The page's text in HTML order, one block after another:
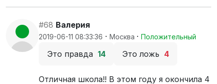
#68 Валерия
2019-06-11 08:33:36 · Москва · Положительный
Это правда 14 Это ложь 4
Отличная школа!! В этом году я окончила 4